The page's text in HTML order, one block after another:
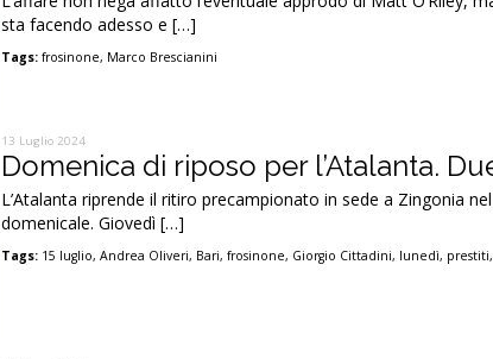
sta facendo adesso e […]
Tags: frosinone, Marco Brescianini
13 Luglio 2024
Domenica di riposo per l’Atalanta.
L’Atalanta riprende il ritiro precampionato in sede a Zingonia
domenicale. Giovedì […]
Tags: 15 luglio,Andrea Oliveri, Bari,frosinone, Giorgio Cittadini, lunedì, prestiti,